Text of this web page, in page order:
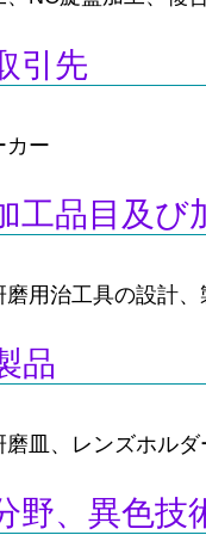
引先
カー
工品目及び
磨用治工具の設計、
品
磨皿、レンズホル
野、異色技